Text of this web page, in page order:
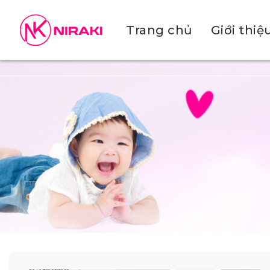
Trang chủ Giới